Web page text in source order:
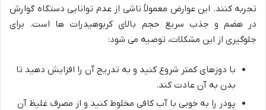
تجربه کنند. این عوارض معمولاً ناشی از عدم توانایی دستگاه گوارش
در هضم و جذب سریع حجم بالای کربوهیدرات ها است. برای
جلوگیری از این مشکلات، توصیه می شود:
با دوزهای کمتر شروع کنید و به تدریج آن را افزایش دهید تا
بدن به آن عادت کند.
پودر را به خوبی با آب کافی مخلوط کنید و از مصرف غلیظ آن